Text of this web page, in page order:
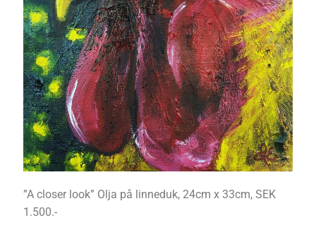
”A closer look” Olja på linneduk, 24cm x 33cm, SEK
1.500.-